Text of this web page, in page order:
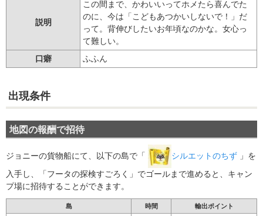
説明
この間まで、かわいいってホメたら喜んでた
のに、今は「こどもあつかいしないで！」だ
って。背伸びしたいお年頃なのかな。女心っ
て難しい。
口癖
ふふん
出現条件
地図の報酬で招待
ジョニーの貨物船にて、以下の島で「 シルエットのちず 」を
入手し、「フータの探検すごろく」でゴールまで進めると、キャン
プ場に招待することができます。
島 時間
輸出ポイント